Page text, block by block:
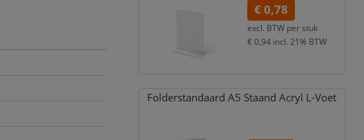
€ 0,78
excl. BTW perstuk
€ 0,94 incl. 21% BTW
Folderstandaard A5 Staand Acryl L-Voet